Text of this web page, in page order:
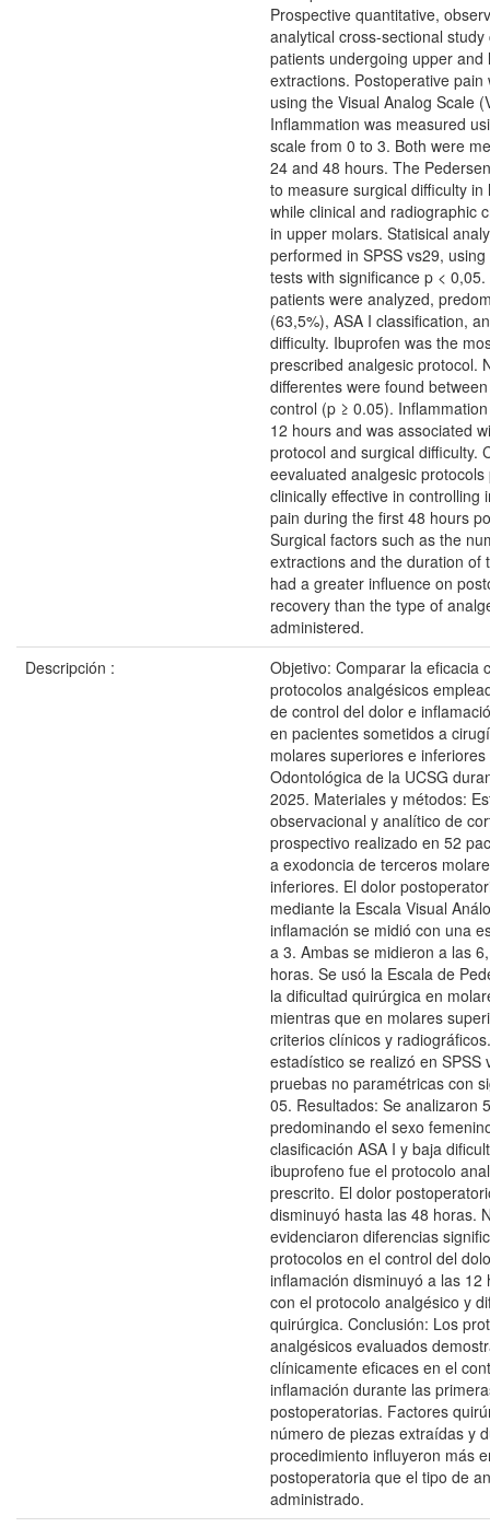
Prospective quantitative,
analytical cross-sectional
patients undergoing upper and
extractions. Postoperative pain
using the Visual Analog Scale
Inflammation was measured
scale from 0 to 3. Both were
24 and 48 hours. The
to measure surgical difficulty in
while clinical and radiographic
in upper molars. Statisical
performed in SPSS vs29,
tests with significance p <
patients were analyzed,
(63,5%), ASA I classification,
difficulty. Ibuprofen was the
prescribed analgesic protocol.
differentes were found
control (p ≥ 0.05).
12 hours and was associated
protocol and surgical difficulty.
eevaluated analgesic
clinically effective in controlling
pain during the first 48 hours
Surgical factors such as the
extractions and the duration of
had a greater influence on
recovery than the type of
administered.
Descripción :
Objetivo: Comparar la eficacia
protocolos analgésicos
de control del dolor e
en pacientes sometidos a
molares superiores e
Odontológica de la UCSG
2025. Materiales y métodos:
observacional y analítico de
prospectivo realizado en 52
a exodoncia de terceros
inferiores. El dolor
mediante la Escala Visual
inflamación se midió con una
a 3. Ambas se midieron a las
horas. Se usó la Escala de
la dificultad quirúrgica en
mientras que en molares
criterios clínicos y
estadístico se realizó en SPSS
pruebas no paramétricas con
05. Resultados: Se analizaron
predominando el sexo
clasificación ASA I y baja
ibuprofeno fue el protocolo
prescrito. El dolor
disminuyó hasta las 48 horas.
evidenciaron diferencias
protocolos en el control del
inflamación disminuyó a las 12
con el protocolo analgésico y
quirúrgica. Conclusión: Los
analgésicos evaluados
clínicamente eficaces en el
inflamación durante las
postoperatorias. Factores
número de piezas extraídas y
procedimiento influyeron más
postoperatoria que el tipo de
administrado.